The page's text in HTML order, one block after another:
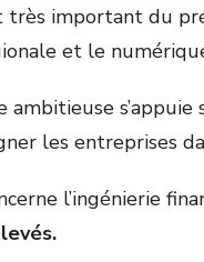
très important du
et le
les entreprises
l’ingénierie